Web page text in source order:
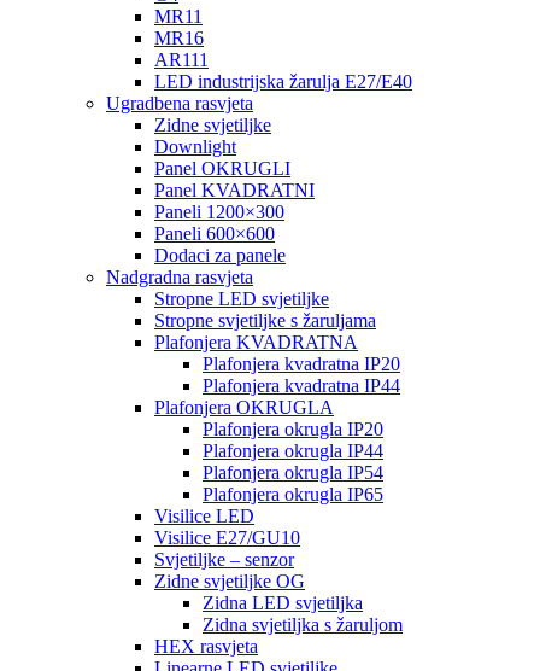
MR11
MR16
AR111
LED industrijska žarulja E27/E40
Ugradbena rasvjeta
Zidne svjetiljke
Downlight
Panel OKRUGLI
Panel KVADRATNI
Paneli 1200×300
Paneli 600×600
Dodaci za panele
Nadgradna rasvjeta
Stropne LED svjetiljke
Stropne svjetiljke s žaruljama
Plafonjera KVADRATNA
Plafonjera kvadratna IP20
Plafonjera kvadratna IP44
Plafonjera OKRUGLA
Plafonjera okrugla IP20
Plafonjera okrugla IP44
Plafonjera okrugla IP54
Plafonjera okrugla IP65
Visilice LED
Visilice E27/GU10
Svjetiljke – senzor
Zidne svjetiljke OG
Zidna LED svjetiljka
Zidna svjetiljka s žaruljom
HEX rasvjeta